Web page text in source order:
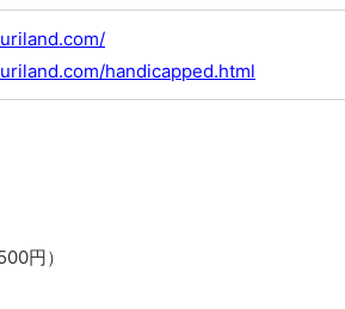
handicapped.html
円）